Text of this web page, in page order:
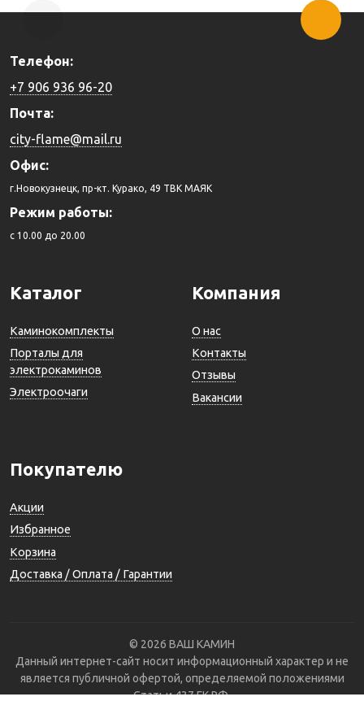
Телефон:
+7 906 936 96-20
Почта:
city-flame@mail.ru
Офис:
г.Новокузнецк, пр-кт. Курако, 49 ТВК МАЯК
Режим работы:
c 10.00 до 20.00
Каталог
Каминокомплекты
Порталы для
электрокаминов
Электроочаги
Компания
О нас
Контакты
Отзывы
Вакансии
Покупателю
Акции
Избранное
Корзина
Доставка / Оплата / Гарантии
© 2026 ВАШ КАМИН
Данный интернет-сайт носит информационный характер и не
является публичной офертой, определяемой положениями
Статьи 437 ГК РФ.